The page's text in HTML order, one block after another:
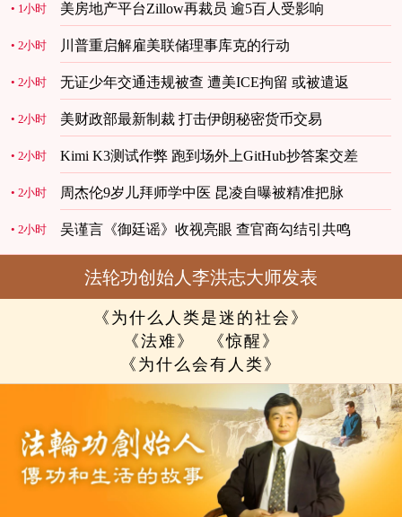
1小时 美房地产平台Zillow再裁员 逾5百人受影响
2小时 川普重启解雇美联储理事库克的行动
2小时 无证少年交通违规被查 遭美ICE拘留 或被遣返
2小时 美财政部最新制裁 打击伊朗秘密货币交易
2小时 Kimi K3测试作弊 跑到场外上GitHub抄答案交差
2小时 周杰伦9岁儿拜师学中医 昆凌自曝被精准把脉
2小时 吴谨言《御廷谣》收视亮眼 查官商勾结引共鸣
法轮功创始人李洪志大师发表
《为什么人类是迷的社会》
《法难》
《惊醒》
《为什么会有人类》